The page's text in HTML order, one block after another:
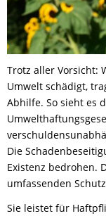
Trotz aller Vorsicht:
Umwelt schädigt,
Abhilfe. So sieht es
Die
Existenz bedrohen.
umfassenden
Sie leistet für